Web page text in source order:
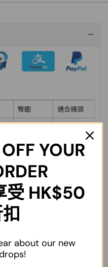
臀圍
適合褲頭
116cm
29-30inch
120cm
31-32inch
128cm
132cm
36-38inch
不作為退換貨依據。
OFF YOUR
受 HK$50
about our new